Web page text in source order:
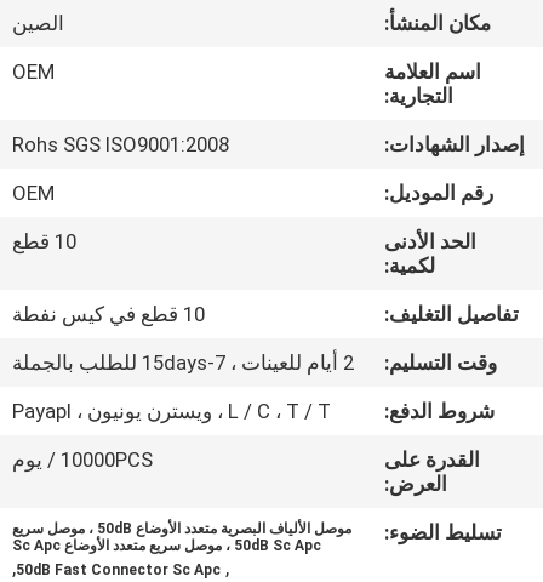
حول
جولة
المعمل
ضبط
الجودة
اتصل
أخبار
مكان المنشأ:
الصين
اسم العلامة
التجارية:
OEM
إصدار الشهادات:
Rohs SGS ISO9001:2008
رقم الموديل:
OEM
الحد الأدنى
لكمية:
10 قطع
تفاصيل التغليف:
10 قطع في كيس نفطة
وقت التسليم:
2 أيام للعينات ، 7-15days للطلب بالجملة
شروط الدفع:
L / C ، T / T ، ويسترن يونيون ، Payapl
القدرة على
العرض:
10000PCS / يوم
تسليط الضوء:
موصل الألياف البصرية متعدد الأوضاع 50dB ، موصل سريع
50dB Sc Apc ، موصل سريع متعدد الأوضاع Sc Apc
,
50dB Fast Connector Sc Apc
,